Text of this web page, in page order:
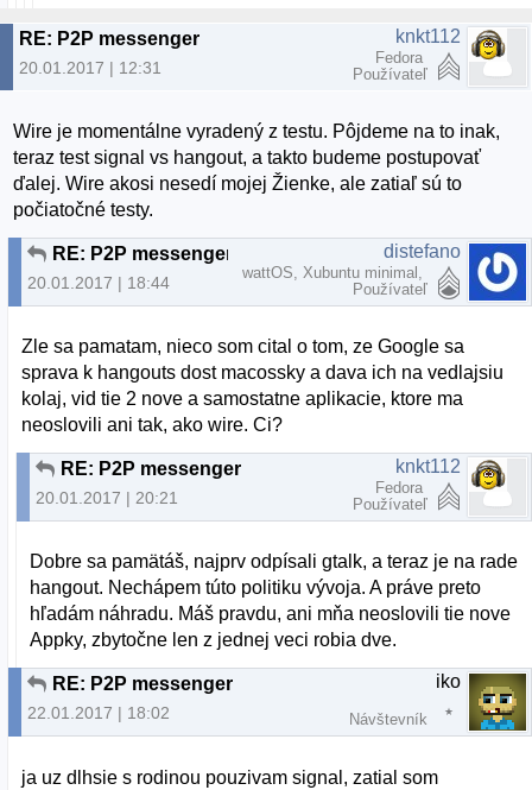
RE: P2P messenger
20.01.2017 | 12:31
knkt112
Fedora
Používateľ
Wire je momentálne vyradený z testu. Pôjdeme na to inak,
teraz test signal vs hangout, a takto budeme postupovať
ďalej. Wire akosi nesedí mojej Žienke, ale zatiaľ sú to
počiatočné testy.
RE: P2P messenger
20.01.2017 | 18:44
distefano
wattOS, Xubuntu minimal,
Používateľ
Zle sa pamatam, nieco som cital o tom, ze Google sa
sprava k hangouts dost macossky a dava ich na vedlajsiu
kolaj, vid tie 2 nove a samostatne aplikacie, ktore ma
neoslovili ani tak, ako wire. Ci?
RE: P2P messenger
20.01.2017 | 20:21
knkt112
Fedora
Používateľ
Dobre sa pamätáš, najprv odpísali gtalk, a teraz je na rade
hangout. Nechápem túto politiku vývoja. A práve preto
hľadám náhradu. Máš pravdu, ani mňa neoslovili tie nove
Appky, zbytočne len z jednej veci robia dve.
RE: P2P messenger
22.01.2017 | 18:02
iko
Návštevník
ja uz dlhsie s rodinou pouzivam signal, zatial som